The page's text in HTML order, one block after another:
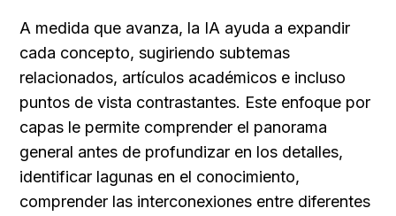
A medida que avanza, la IA ayuda a expandir
cada concepto, sugiriendo subtemas
relacionados, artículos académicos e incluso
puntos de vista contrastantes. Este enfoque por
capas le permite comprender el panorama
general antes de profundizar en los detalles,
identificar lagunas en el conocimiento,
comprender las interconexiones entre diferentes